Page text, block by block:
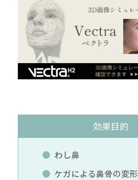
効果目的
わし鼻
ケガによる鼻骨の変形